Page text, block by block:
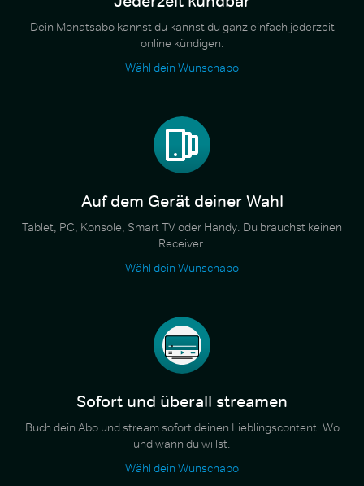
Dein Monatsabo kannst du kannst du ganz einfach jederzeit
online kündigen.
Wähl dein Wunschabo
Auf dem Gerät deiner Wahl
Tablet, PC, Konsole, Smart TV oder Handy. Du brauchst keinen
Receiver.
Wähl dein Wunschabo
Sofort und überall streamen
Buch dein Abo und stream sofort deinen Lieblingscontent. Wo
und wann du willst.
Wähl dein Wunschabo